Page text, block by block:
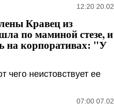
12:20 20.02
Кравец из
по маминой стезе, и
на корпоративах: "У
чего неистовствует ее
07:00 07.02